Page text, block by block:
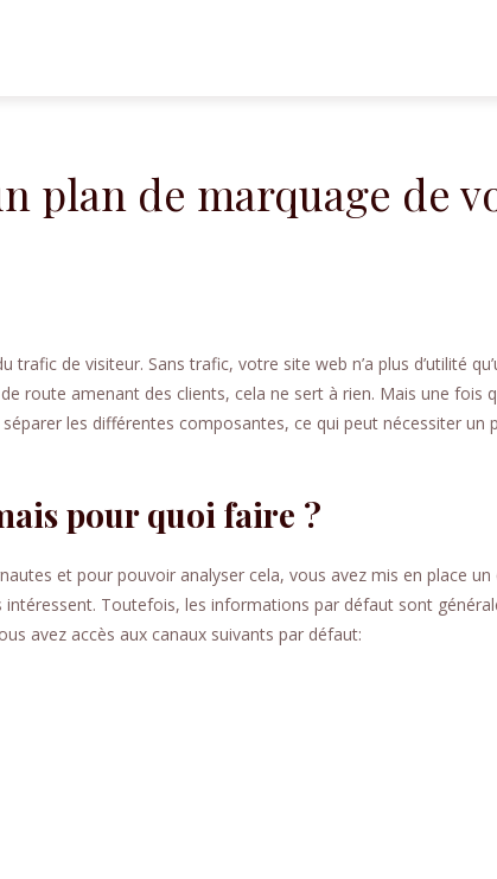
plan de marquage de
de visiteur. Sans trafic, votre site web n’a plus d’utilité
de route amenant des clients, cela ne sert à rien. Mais une fois
les différentes composantes, ce qui peut nécessiter un
pour quoi faire ?
et pour pouvoir analyser cela, vous avez mis en place un
intéressent. Toutefois, les informations par défaut sont
avez accès aux canaux suivants par défaut: